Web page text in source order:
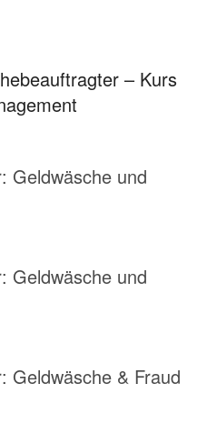
– Kurs
Geldwäsche und
Geldwäsche und
Geldwäsche & Fraud